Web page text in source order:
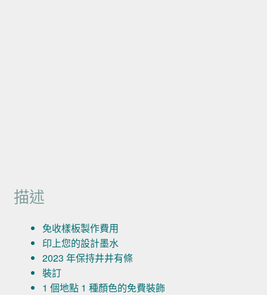
描述
免收樣板製作費用
印上您的設計墨水
2023 年保持井井有條
裝訂
1 個地點 1 種顏色的免費裝飾